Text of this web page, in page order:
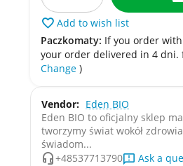
Add to wish list
Paczkomaty: If you order
your order delivered in 4 dni.
Change )
Vendor: Eden BIO
Eden BIO to oficjalny sklep
tworzymy świat wokół
świadom...
+48537713790
Ask a